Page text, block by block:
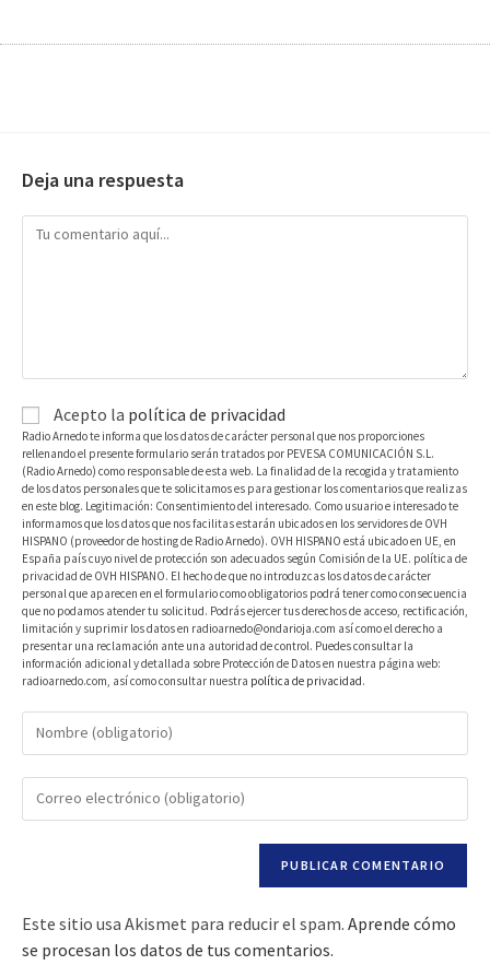
Deja una respuesta
Acepto la política de privacidad
Radio Arnedo te informa que los datos de carácter personal que nos proporciones
rellenando el presente formulario serán tratados por PEVESA COMUNICACIÓN S.L.
(Radio Arnedo) como responsable de esta web. La finalidad de la recogida y tratamiento
de los datos personales que te solicitamos es para gestionar los comentarios que realizas
en este blog. Legitimación: Consentimiento del interesado. Como usuario e interesado te
informamos que los datos que nos facilitas estarán ubicados en los servidores de OVH
HISPANO (proveedor de hosting de Radio Arnedo). OVH HISPANO está ubicado en UE, en
España país cuyo nivel de protección son adecuados según Comisión de la UE. política de
privacidad de OVH HISPANO. El hecho de que no introduzcas los datos de carácter
personal que aparecen en el formulario como obligatorios podrá tener como consecuencia
que no podamos atender tu solicitud. Podrás ejercer tus derechos de acceso, rectificación,
limitación y suprimir los datos en radioarnedo@ondarioja.com así como el derecho a
presentar una reclamación ante una autoridad de control. Puedes consultar la
información adicional y detallada sobre Protección de Datos en nuestra página web:
radioarnedo.com, así como consultar nuestra política de privacidad.
Este sitio usa Akismet para reducir el spam. Aprende cómo
se procesan los datos de tus comentarios.